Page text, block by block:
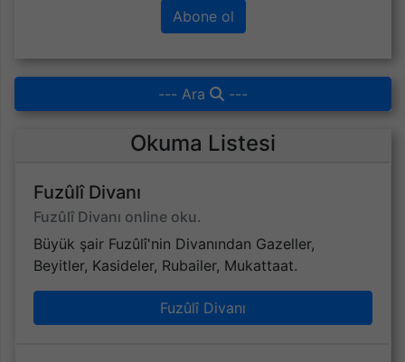
Abone ol
--- Ara ---
Okuma Listesi
Fuzûlî Divanı
Fuzûlî Divanı online oku.
Büyük şair Fuzûlî'nin Divanından Gazeller,
Beyitler, Kasideler, Rubailer, Mukattaat.
Fuzûlî Divanı